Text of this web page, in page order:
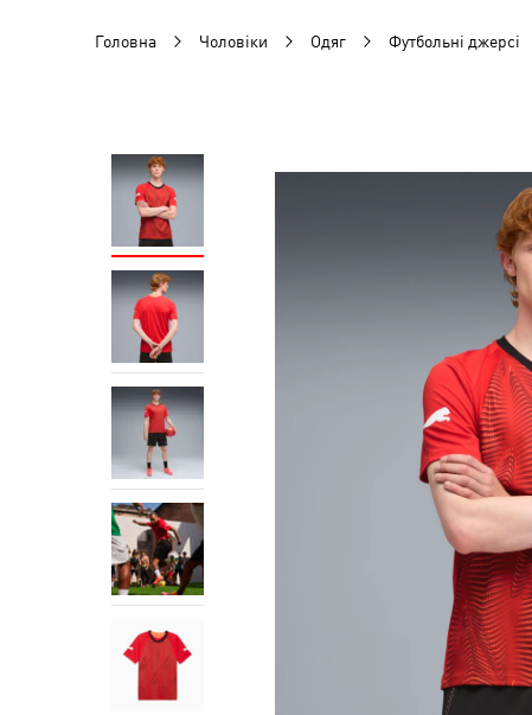
Головна Чоловіки Одяг Футбольні джерсі